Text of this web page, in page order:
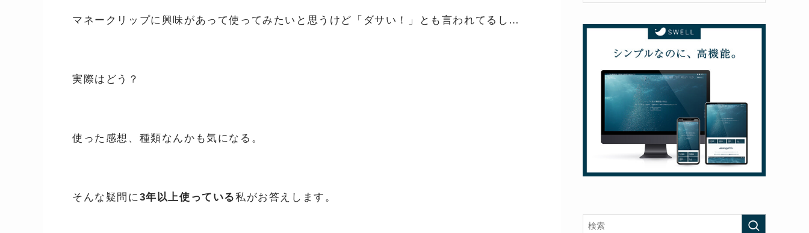
マネークリップに興味があって使ってみたいと思うけど「ダサい！」とも言われてるし…
実際はどう？
使った感想、種類なんかも気になる。
そんな疑問に3年以上使っている私がお答えします。